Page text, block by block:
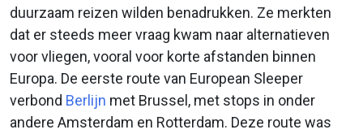
duurzaam reizen wilden benadrukken. Ze merkten
dat er steeds meer vraag kwam naar alternatieven
voor vliegen, vooral voor korte afstanden binnen
Europa. De eerste route van European Sleeper
verbond Berlijn met Brussel, met stops in onder
andere Amsterdam en Rotterdam. Deze route was